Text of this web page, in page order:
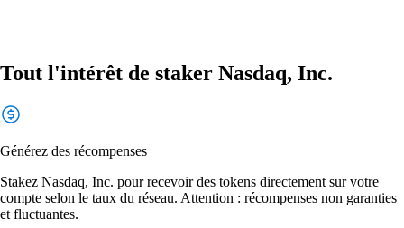
Tout l'intérêt de staker Nasdaq, Inc.
Générez des récompenses
Stakez Nasdaq, Inc. pour recevoir des tokens directement sur votre
compte selon le taux du réseau. Attention : récompenses non garanties
et fluctuantes.